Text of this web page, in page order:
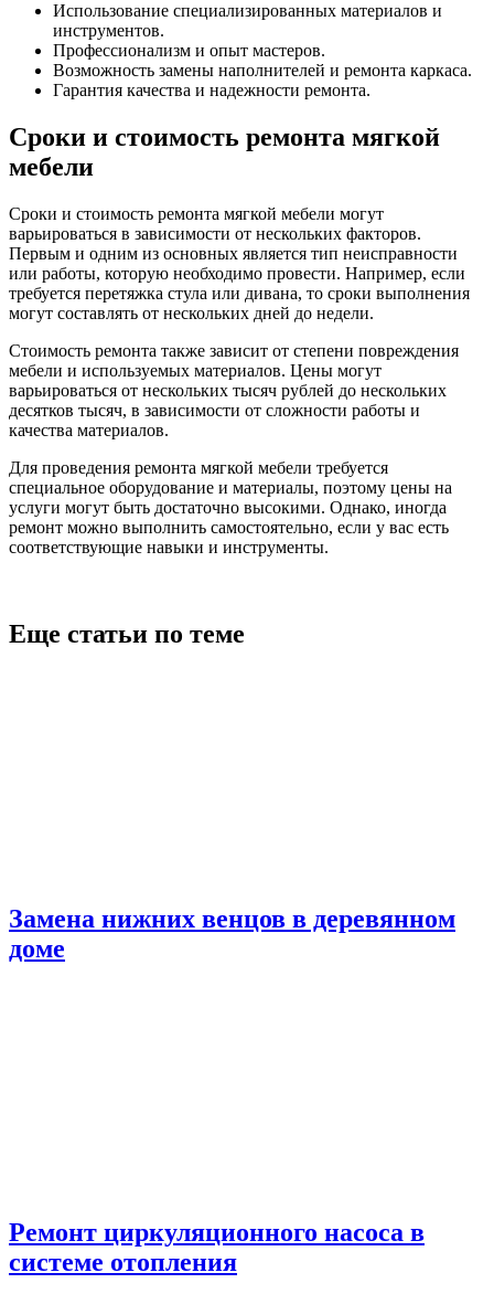
Использование специализированных материалов и
инструментов.
Профессионализм и опыт мастеров.
Возможность замены наполнителей и ремонта каркаса.
Гарантия качества и надежности ремонта.
Сроки и стоимость ремонта мягкой
мебели
Сроки и стоимость ремонта мягкой мебели могут
варьироваться в зависимости от нескольких факторов.
Первым и одним из основных является тип неисправности
или работы, которую необходимо провести. Например, если
требуется перетяжка стула или дивана, то сроки выполнения
могут составлять от нескольких дней до недели.
Стоимость ремонта также зависит от степени повреждения
мебели и используемых материалов. Цены могут
варьироваться от нескольких тысяч рублей до нескольких
десятков тысяч, в зависимости от сложности работы и
качества материалов.
Для проведения ремонта мягкой мебели требуется
специальное оборудование и материалы, поэтому цены на
услуги могут быть достаточно высокими. Однако, иногда
ремонт можно выполнить самостоятельно, если у вас есть
соответствующие навыки и инструменты.
Еще статьи по теме
Замена нижних венцов в деревянном
доме
Ремонт циркуляционного насоса в
системе отопления